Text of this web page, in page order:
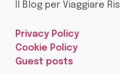
Il Blog per Viaggiare
Privacy Policy
Cookie Policy
Guest posts